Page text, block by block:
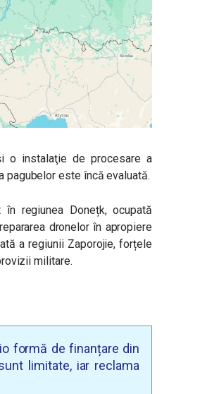
o instalaţie de procesare a
pagubelor este încă evaluată.
regiunea Donețk, ocupată
dronelor în apropiere
a regiunii Zaporojie, forțele
militare.
formă de finanțare din
limitate, iar reclama